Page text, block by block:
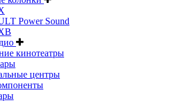
Power Sound
кинотеатры
центры